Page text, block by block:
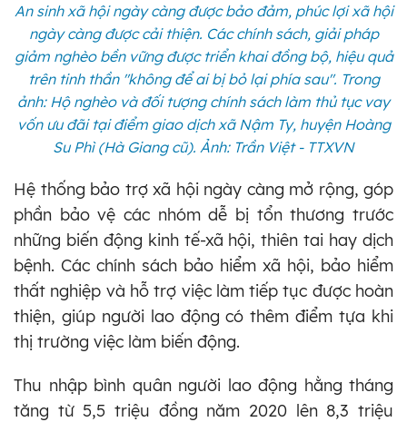
An sinh xã hội ngày càng được bảo đảm, phúc lợi xã hội
ngày càng được cải thiện. Các chính sách, giải pháp
giảm nghèo bền vững được triển khai đồng bộ, hiệu quả
trên tinh thần "không để ai bị bỏ lại phía sau". Trong
ảnh: Hộ nghèo và đối tượng chính sách làm thủ tục vay
vốn ưu đãi tại điểm giao dịch xã Nậm Ty, huyện Hoàng
Su Phì (Hà Giang cũ). Ảnh: Trần Việt - TTXVN
Hệ thống bảo trợ xã hội ngày càng mở rộng, góp
phần bảo vệ các nhóm dễ bị tổn thương trước
những biến động kinh tế-xã hội, thiên tai hay dịch
bệnh. Các chính sách bảo hiểm xã hội, bảo hiểm
thất nghiệp và hỗ trợ việc làm tiếp tục được hoàn
thiện, giúp người lao động có thêm điểm tựa khi
thị trường việc làm biến động.
Thu nhập bình quân người lao động hằng tháng
tăng từ 5,5 triệu đồng năm 2020 lên 8,3 triệu